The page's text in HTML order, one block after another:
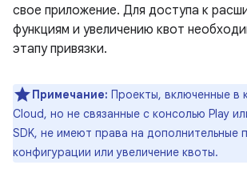
свое приложение. Для доступа к
функциям и увеличению квот
этапу привязки.
Примечание: Проекты, включенные в
Cloud, но не связанные с консолью Play
SDK, не имеют права на дополнительные
конфигурации или увеличение квоты.